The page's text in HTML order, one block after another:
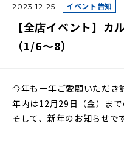
2023.12.25 イベント告知
【全店イベント】カ
（1/6～8）
今年も一年ご愛顧いただき
年内は12月29日（金）まで
そして、新年のお知らせで